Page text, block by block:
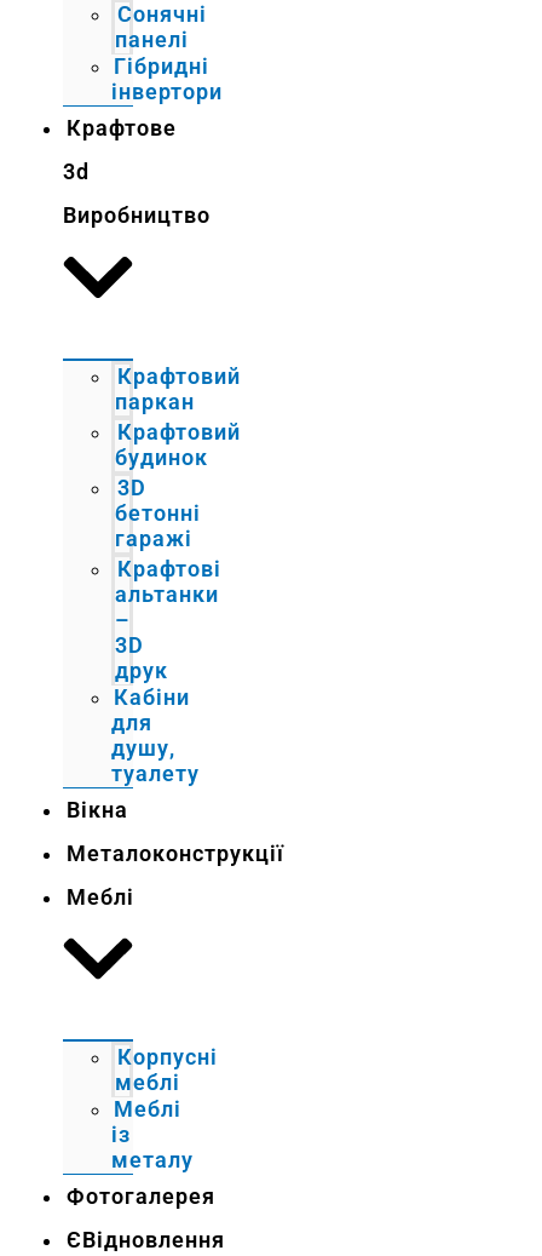
Сонячні
панелі
Гібридні
інвертори
Крафтове
3d
Виробництво
Крафтовий
паркан
Крафтовий
будинок
3D
бетонні
гаражі
Крафтові
альтанки
–
3D
друк
Кабіни
для
душу,
туалету
Вікна
Металоконструкції
Меблі
Корпусні
меблі
Меблі
із
металу
Фотогалерея
ЄВідновлення